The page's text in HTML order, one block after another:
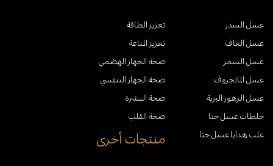
عسل السدر
عسل الغاف
عسل السمر
عسل المانجروف
عسل الزهور البرية
خلطات عسل حتا
علب هدايا عسل حتا
تعزيز الطاقة
تعزيز المناعة
صحة الجهاز الهضمي
صحة الجهاز التنفسي
صحة البشرة
صحة القلب
منتجات أخرى